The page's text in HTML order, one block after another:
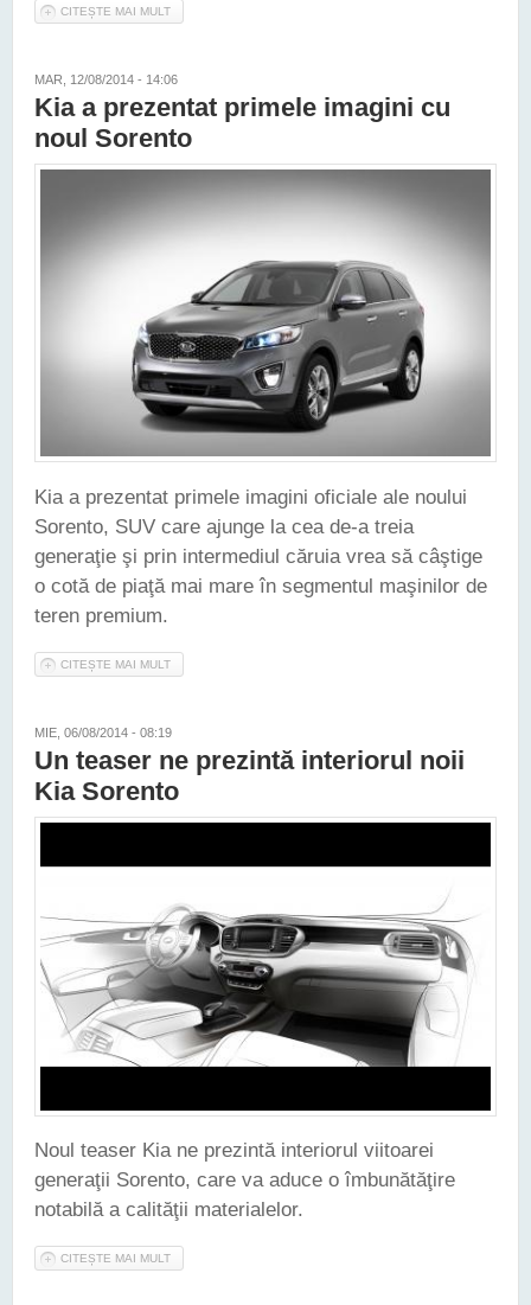
CITEȘTE MAI MULT
MAR, 12/08/2014 - 14:06
Kia a prezentat primele imagini cu
noul Sorento
Kia a prezentat primele imagini oficiale ale noului
Sorento, SUV care ajunge la cea de-a treia
generaţie şi prin intermediul căruia vrea să câştige
o cotă de piaţă mai mare în segmentul maşinilor de
teren premium.
CITEȘTE MAI MULT
MIE, 06/08/2014 - 08:19
Un teaser ne prezintă interiorul noii
Kia Sorento
Noul teaser Kia ne prezintă interiorul viitoarei
generaţii Sorento, care va aduce o îmbunătăţire
notabilă a calităţii materialelor.
CITEȘTE MAI MULT